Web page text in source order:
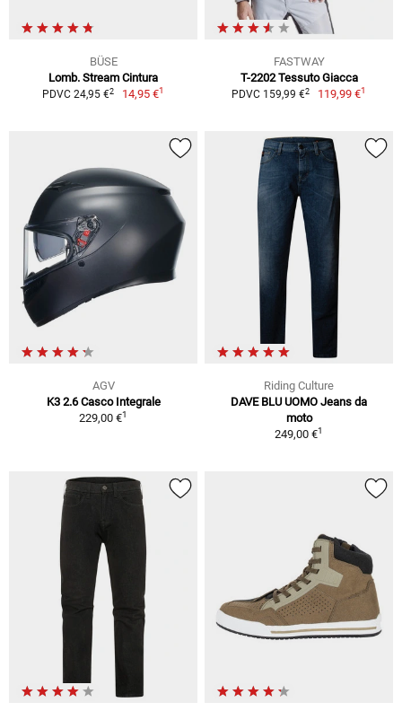
BÜSE
Lomb. Stream Cintura
PDVC 24,95 €2 14,95 €1
FASTWAY
T-2202 Tessuto Giacca
PDVC 159,99 €2 119,99 €1
AGV
K3 2.6 Casco Integrale
229,00 €1
Riding Culture
DAVE BLU UOMO Jeans da
moto
249,00 €1